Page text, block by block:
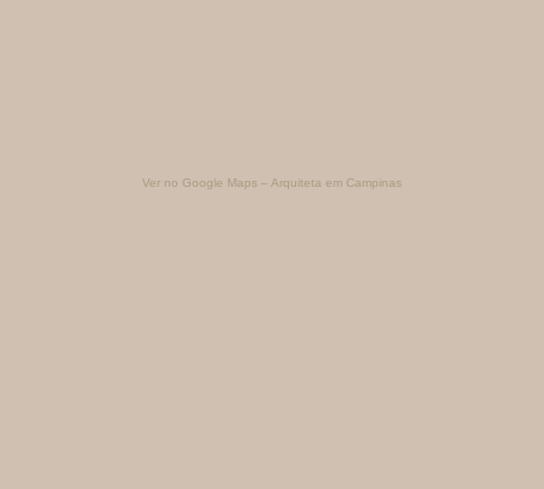
Ver no Google Maps – Arquiteta em Campinas